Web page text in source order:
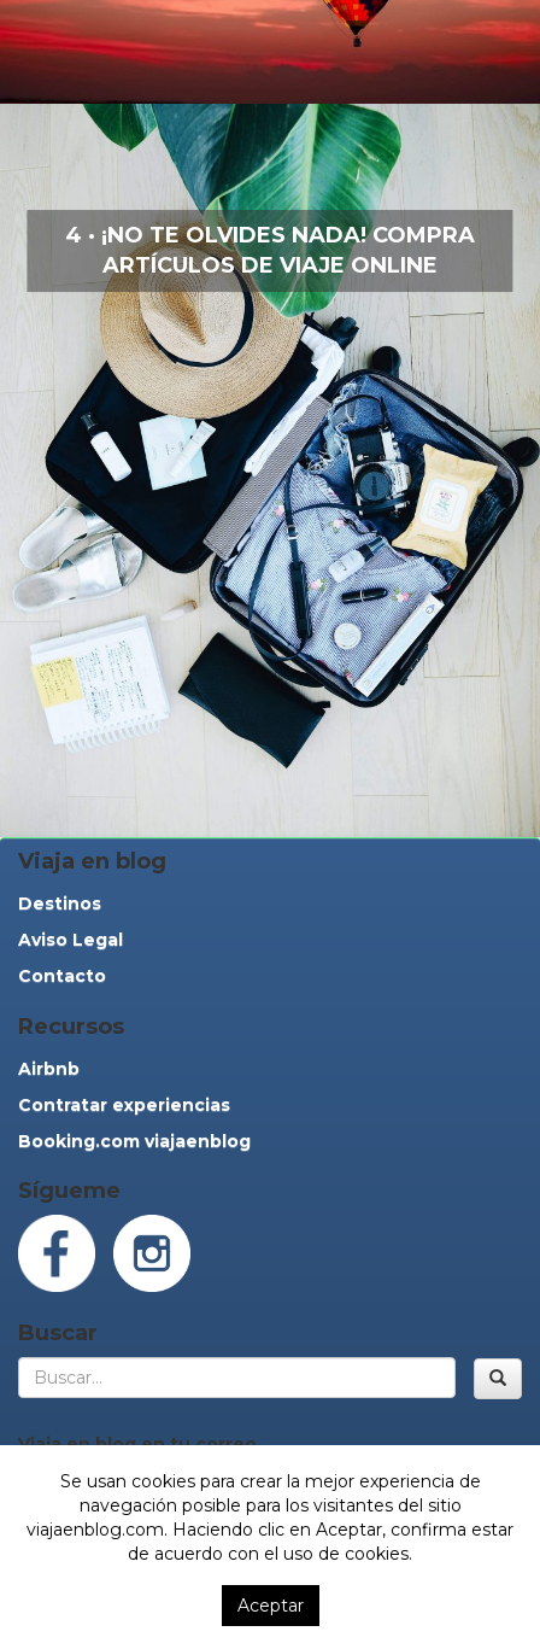
4 · ¡NO TE OLVIDES NADA! COMPRA
ARTÍCULOS DE VIAJE ONLINE
Viaja en blog
Destinos
Aviso Legal
Contacto
Recursos
Airbnb
Contratar experiencias
Booking.com viajaenblog
Sígueme
Buscar
Viaja en blog en tu correo
¡Sí, vamos!
© Viaja en blog. Todos los derechos reservados.
Desarrollado por JLC
Se usan cookies para crear la mejor experiencia de
navegación posible para los visitantes del sitio
viajaenblog.com. Haciendo clic en Aceptar, confirma estar
de acuerdo con el uso de cookies.
Aceptar